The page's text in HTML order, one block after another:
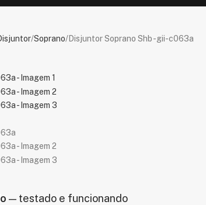
Soprano Disjuntor Soprano Shb -gii-c063a
— testado e funcionando